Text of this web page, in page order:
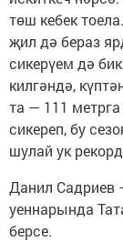
төш кебек
җил дә бераз
сикерүем дә
килгәндә,
та — 111
сикереп, бу
шулай ук
Данил Садриев
уеннарында
берсе.